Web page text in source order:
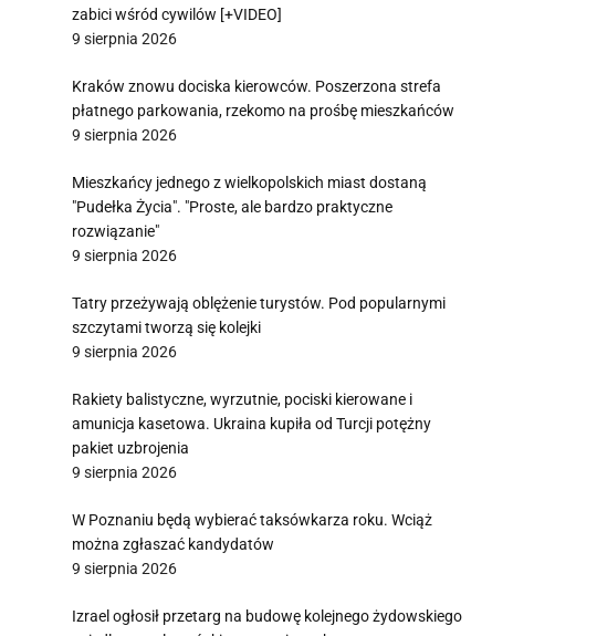
zabici wśród cywilów [+VIDEO]
9 sierpnia 2026
Kraków znowu dociska kierowców. Poszerzona strefa
płatnego parkowania, rzekomo na prośbę mieszkańców
9 sierpnia 2026
Mieszkańcy jednego z wielkopolskich miast dostaną
"Pudełka Życia". "Proste, ale bardzo praktyczne
rozwiązanie"
9 sierpnia 2026
Tatry przeżywają oblężenie turystów. Pod popularnymi
szczytami tworzą się kolejki
9 sierpnia 2026
Rakiety balistyczne, wyrzutnie, pociski kierowane i
amunicja kasetowa. Ukraina kupiła od Turcji potężny
pakiet uzbrojenia
9 sierpnia 2026
W Poznaniu będą wybierać taksówkarza roku. Wciąż
można zgłaszać kandydatów
9 sierpnia 2026
Izrael ogłosił przetarg na budowę kolejnego żydowskiego